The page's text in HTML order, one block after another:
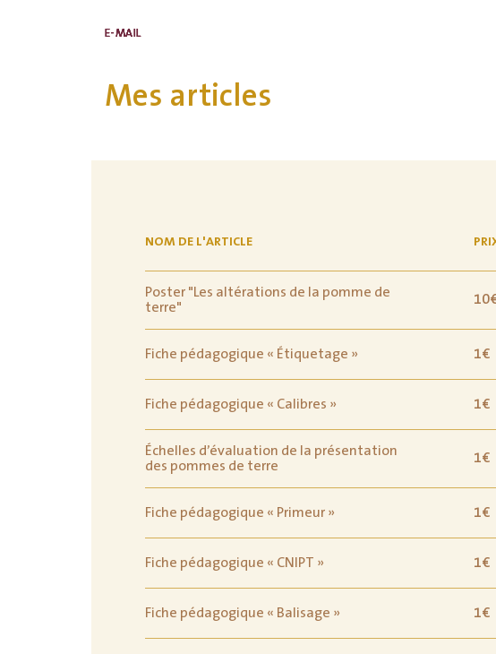
Mes articles
NOM DE L'ARTICLE
Poster "Les altérations de la pomme de
terre"
Fiche pédagogique « Étiquetage » 1€
Fiche pédagogique « Calibres » 1€
Échelles d’évaluation de la présentation
des pommes de terre
1€
Fiche pédagogique « Primeur » 1€
Fiche pédagogique « CNIPT » 1€
Fiche pédagogique « Balisage » 1€
E-MAIL
E-MAIL
E-MAIL
E-MAIL
E-MAIL